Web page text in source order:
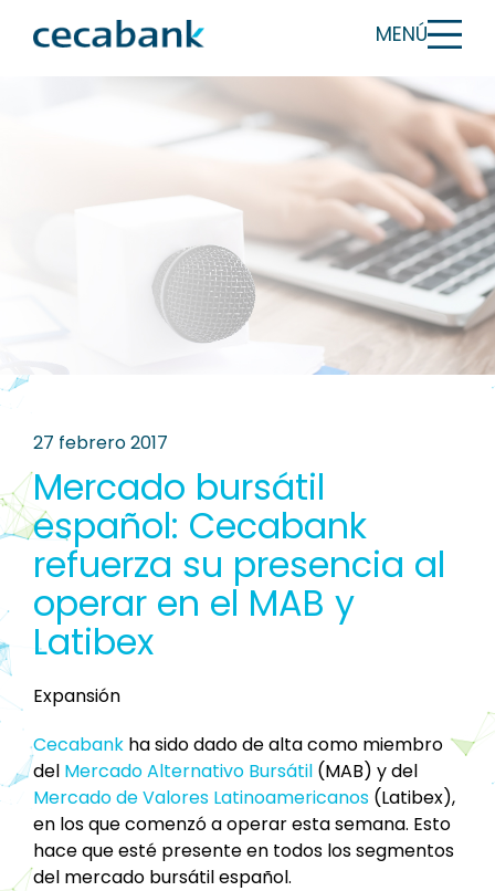
MENÚ
27 febrero 2017
Mercado bursátil
español: Cecabank
refuerza su presencia al
operar en el MAB y
Latibex
Expansión
Cecabank ha sido dado de alta como miembro
del Mercado Alternativo Bursátil (MAB) y del
Mercado de Valores Latinoamericanos (Latibex),
en los que comenzó a operar esta semana. Esto
hace que esté presente en todos los segmentos
del mercado bursátil español.